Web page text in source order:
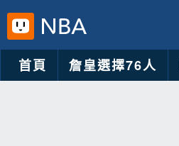
首頁 詹皇選擇76人